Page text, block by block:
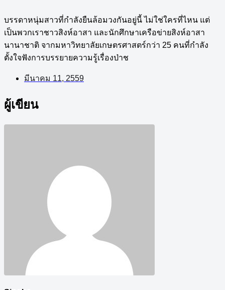
บรรดาหนุ่มสาวที่กำลังยืนล้อมวงกันอยู่นี้ ไม่ใช่ใครที่ไหน แต่
เป็นพวกเราชาวสิงห์อาสา และนักศึกษาเครือข่ายสิงห์อาสา
นานาชาติ จากมหาวิทยาลัยเกษตรศาสตร์กว่า 25 คนที่กำลัง
ตั้งใจฟังการบรรยายความรู้เรื่องป่าช
มีนาคม 11, 2559
ผู้เขียน